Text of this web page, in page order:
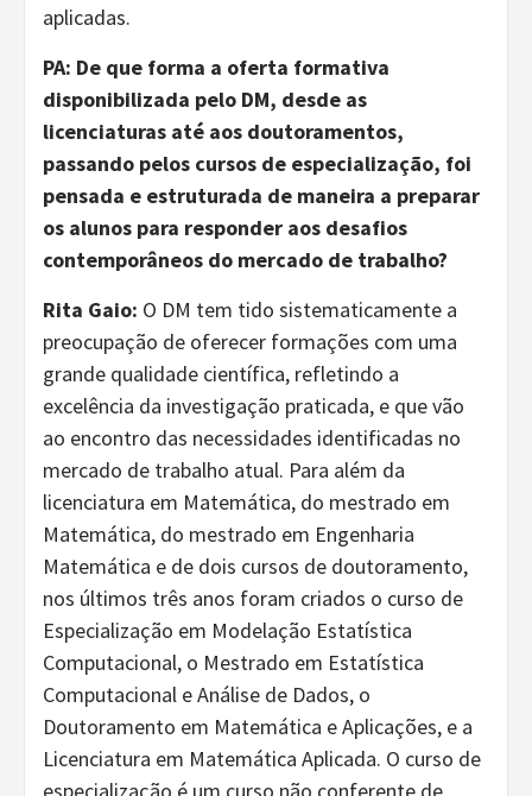
aplicadas.
PA: De que forma a oferta formativa
disponibilizada pelo DM, desde as
licenciaturas até aos doutoramentos,
passando pelos cursos de especialização, foi
pensada e estruturada de maneira a preparar
os alunos para responder aos desafios
contemporâneos do mercado de trabalho?
Rita Gaio: O DM tem tido sistematicamente a
preocupação de oferecer formações com uma
grande qualidade científica, refletindo a
excelência da investigação praticada, e que vão
ao encontro das necessidades identificadas no
mercado de trabalho atual. Para além da
licenciatura em Matemática, do mestrado em
Matemática, do mestrado em Engenharia
Matemática e de dois cursos de doutoramento,
nos últimos três anos foram criados o curso de
Especialização em Modelação Estatística
Computacional, o Mestrado em Estatística
Computacional e Análise de Dados, o
Doutoramento em Matemática e Aplicações, e a
Licenciatura em Matemática Aplicada. O curso de